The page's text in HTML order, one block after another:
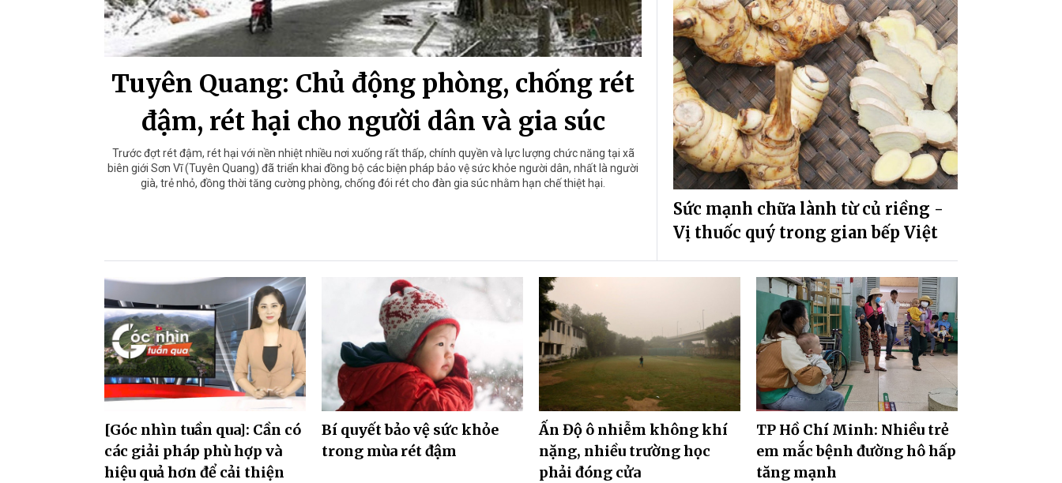
Tuyên Quang: Chủ động phòng, chống rét
đậm, rét hại cho người dân và gia súc
Trước đợt rét đậm, rét hại với nền nhiệt nhiều nơi xuống rất thấp, chính quyền và lực lượng chức năng tại xã
biên giới Sơn Vĩ (Tuyên Quang) đã triển khai đồng bộ các biện pháp bảo vệ sức khỏe người dân, nhất là người
già, trẻ nhỏ, đồng thời tăng cường phòng, chống đói rét cho đàn gia súc nhằm hạn chế thiệt hại.
Sức mạnh chữa lành từ củ riềng -
Vị thuốc quý trong gian bếp Việt
[Góc nhìn tuần qua]: Cần có
các giải pháp phù hợp và
hiệu quả hơn để cải thiện
Bí quyết bảo vệ sức khỏe
trong mùa rét đậm
Ấn Độ ô nhiễm không khí
nặng, nhiều trường học
phải đóng cửa
TP Hồ Chí Minh: Nhiều trẻ
em mắc bệnh đường hô hấp
tăng mạnh